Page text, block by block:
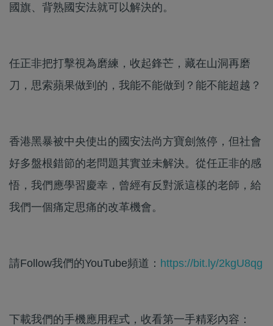
國旗、背熟國安法就可以解決的。
任正非把打擊視為磨練，收起鋒芒，藏在山洞再磨
刀，思索蘋果做到的，我能不能做到？能不能超越？
香港黑暴被中央使出的國安法尚方寶劍煞停，但社會
好多盤根錯節的老問題其實並未解決。從任正非的感
悟，我們應學習慶幸，曾經有反對派這樣的老師，給
我們一個痛定思痛的改革機會。
請Follow我們的YouTube頻道： https://bit.ly/2kgU8qg
下載我們的手機應用程式，收看第一手精彩內容：